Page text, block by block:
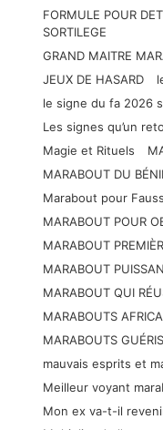
FORMULE POUR
SORTILEGE
GRAND MAITRE
JEUX DE HASARD
le signe du fa 2026
Les signes qu’un
Magie et Rituels
MARABOUT DU
Marabout pour
MARABOUT POUR
MARABOUT
MARABOUT
MARABOUT QUI
MARABOUTS
MARABOUTS
mauvais esprits et
Meilleur voyant
Mon ex va-t-il